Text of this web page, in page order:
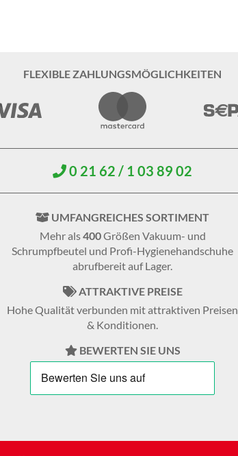
FLEXIBLE ZAHLUNGSMÖGLICHKEITEN
0 21 62 / 1 03 89 02
UMFANGREICHES SORTIMENT
Mehr als400Größen Vakuum- und
Schrumpfbeutel und Profi-Hygienehandschuhe
abrufbereit auf Lager.
ATTRAKTIVE PREISE
Hohe Qualität verbunden mit attraktiven Preisen
& Konditionen.
BEWERTEN SIE UNS